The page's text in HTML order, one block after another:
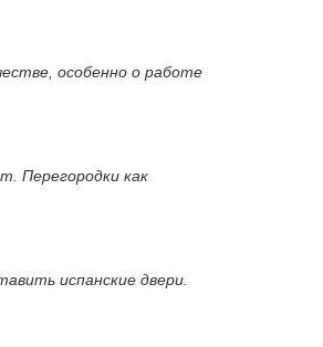
особенно о работе
Перегородки как
испанские двери.